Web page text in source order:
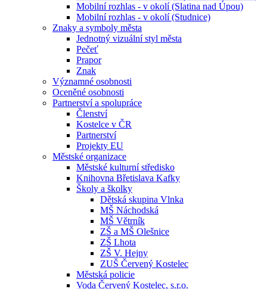
Mobilní rozhlas - v okolí (Slatina nad Úpou)
Mobilní rozhlas - v okolí (Studnice)
Znaky a symboly města
Jednotný vizuální styl města
Pečeť
Prapor
Znak
Významné osobnosti
Oceněné osobnosti
Partnerství a spolupráce
Členství
Kostelce v ČR
Partnerství
Projekty EU
Městské organizace
Městské kulturní středisko
Knihovna Břetislava Kafky
Školy a školky
Dětská skupina Vlnka
MŠ Náchodská
MŠ Větrník
ZŠ a MŠ Olešnice
ZŠ Lhota
ZŠ V. Hejny
ZUŠ Červený Kostelec
Městská policie
Voda Červený Kostelec, s.r.o.